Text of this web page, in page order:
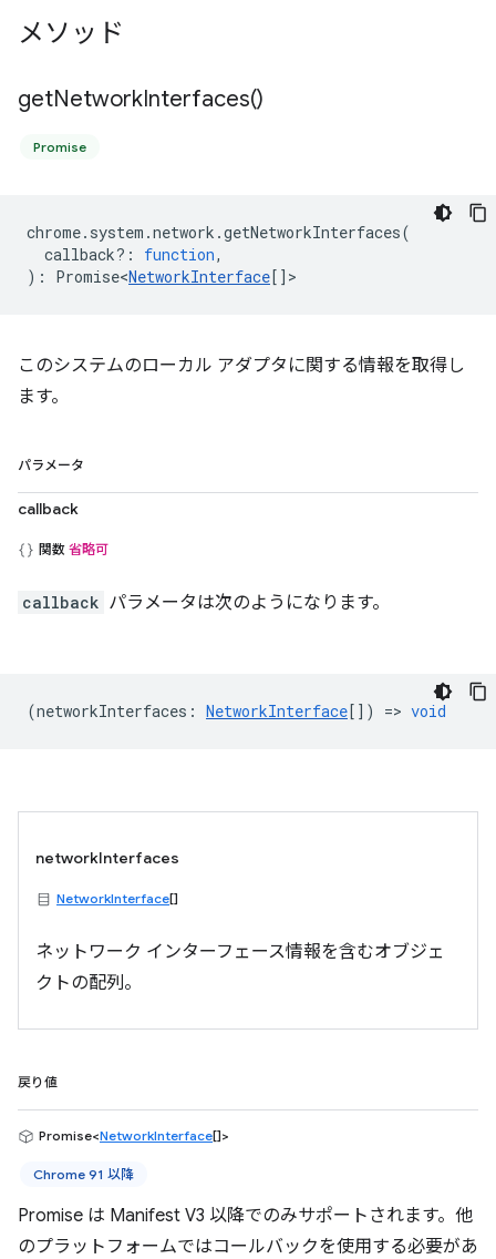
メソッド
getNetworkInterfaces()
Promise
chrome. system .network .getNetworkInterfaces(
callback? : function,
) : Promise<NetworkInterface[] >
このシステムのローカル アダプタに関する情報を取得し
ます。
パラメータ
callback
関数 省略可
callback パラメータは次のようになります。
(networkInterfaces : NetworkInterface[]) => void
networkInterfaces
NetworkInterface[]
ネットワーク インターフェース情報を含むオブジェ
クトの配列。
戻り値
Promise<NetworkInterface[]>
Chrome 91 以降
Promise は Manifest V3 以降でのみサポートされます。他
のプラットフォームではコールバックを使用する必要があ